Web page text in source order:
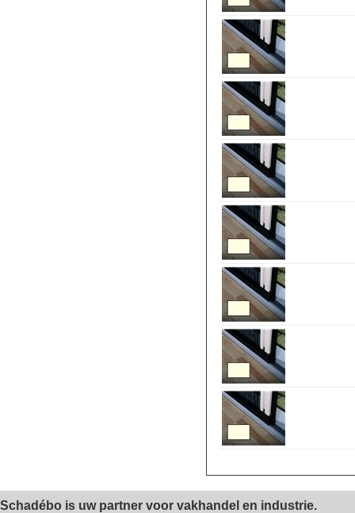
Schadébo is uw partner voor vakhandel en industrie.